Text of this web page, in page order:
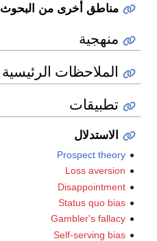
مناطق أخرى من البحوث
منهجية
الملاحظات الرئيسية
تطبيقات
الاستدلال
Prospect theory
Loss aversion
Disappointment
Status quo bias
Gambler's fallacy
Self-serving bias